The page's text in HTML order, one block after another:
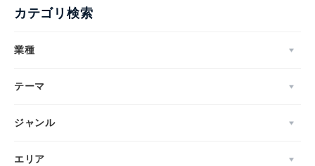
カテゴリ検索
業種
テーマ
ジャンル
エリア